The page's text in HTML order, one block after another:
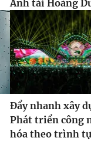
Anh tài Hoàng
Đẩy nhanh xây
Phát triển công
hóa theo trình